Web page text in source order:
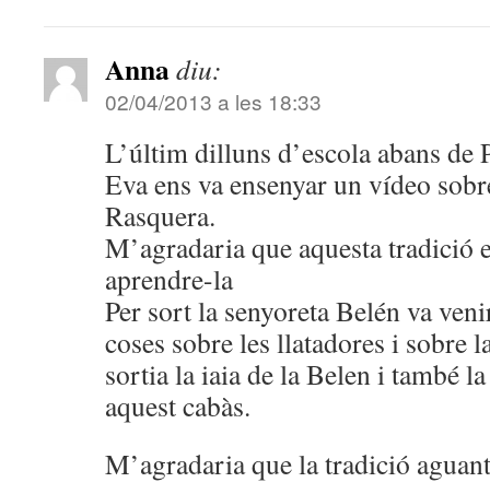
Annadiu:
02/04/2013 a les 18:33
L’últim dilluns d’escola abans de
Eva ens va ensenyar un vídeo
Rasquera.
M’agradaria que aquesta tradició
aprendre-la
Per sort la senyoreta Belén va
coses sobre les llatadores i sobre
sortia la iaia de la Belen i també
aquest cabàs.
M’agradaria que la tradició